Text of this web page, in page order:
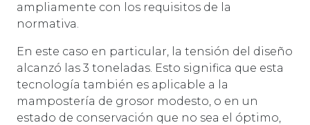
ampliamente con los requisitos de la
normativa.
En este caso en particular, la tensión del diseño
alcanzó las 3 toneladas. Esto significa que esta
tecnología también es aplicable a la
mampostería de grosor modesto, o en un
estado de conservación que no sea el óptimo,